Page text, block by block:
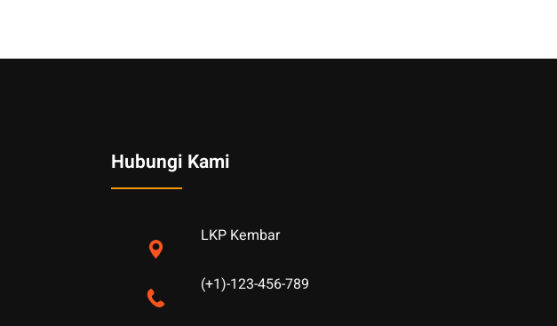
Hubungi Kami
LKP Kembar
(+1)-123-456-789